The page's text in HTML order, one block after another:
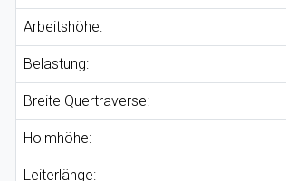
Arbeitshöhe:
Belastung:
Breite Quertraverse:
Holmhöhe:
Leiterlänge: